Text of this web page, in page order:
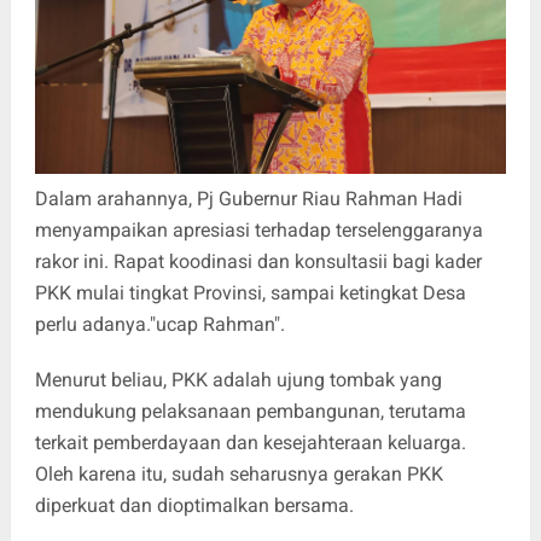
Dalam arahannya, Pj Gubernur Riau Rahman Hadi
menyampaikan apresiasi terhadap terselenggaranya
rakor ini. Rapat koodinasi dan konsultasii bagi kader
PKK mulai tingkat Provinsi, sampai ketingkat Desa
perlu adanya."ucap Rahman".
Menurut beliau, PKK adalah ujung tombak yang
mendukung pelaksanaan pembangunan, terutama
terkait pemberdayaan dan kesejahteraan keluarga.
Oleh karena itu, sudah seharusnya gerakan PKK
diperkuat dan dioptimalkan bersama.